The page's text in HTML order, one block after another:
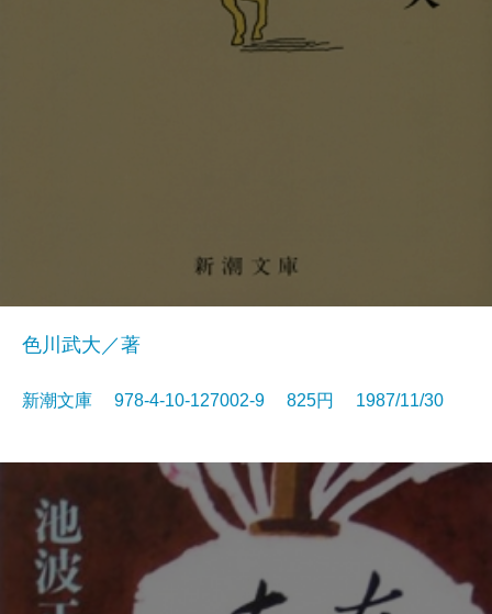
色川武大／著
新潮文庫 978-4-10-127002-9 825円 1987/11/30